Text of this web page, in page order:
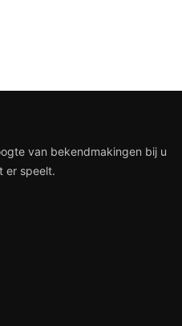
van bekendmakingen bij u
er speelt.